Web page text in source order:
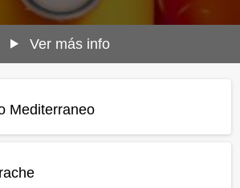
Ver más info
Mediterraneo